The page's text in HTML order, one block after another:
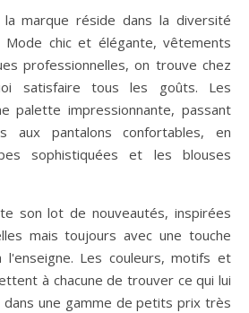
marque réside dans la diversité
Mode chic et élégante, vêtements
professionnelles, on trouve chez
satisfaire tous les goûts. Les
palette impressionnante, passant
aux pantalons confortables, en
sophistiquées et les blouses
son lot de nouveautés, inspirées
mais toujours avec une touche
l'enseigne. Les couleurs, motifs et
à chacune de trouver ce qui lui
une gamme de petits prix très